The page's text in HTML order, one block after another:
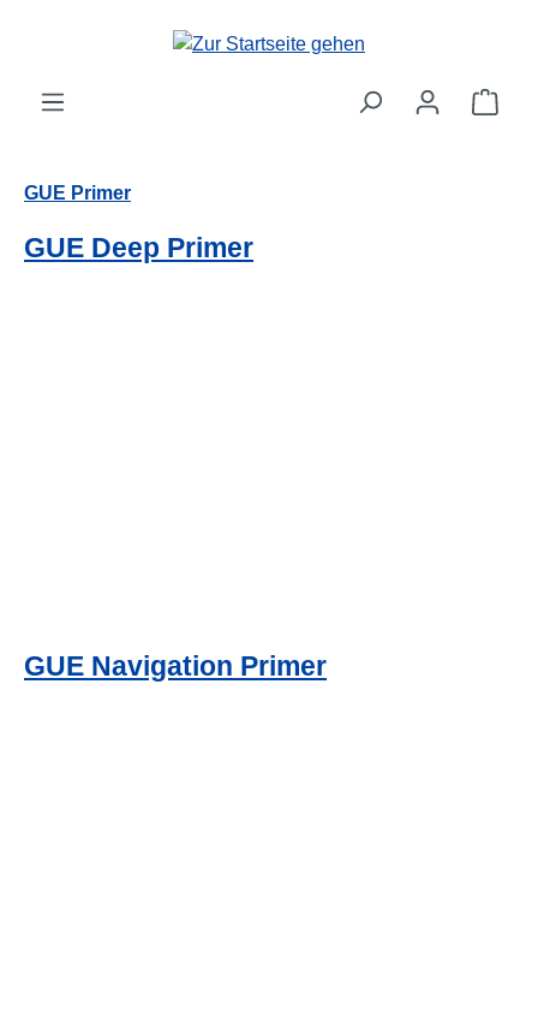
Zum Hauptinhalt springen
GUE Primer
GUE Deep Primer
GUE Navigation Primer